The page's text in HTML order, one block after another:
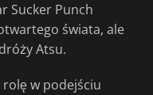
Sucker Punch
świata, ale
Atsu.
w podejściu